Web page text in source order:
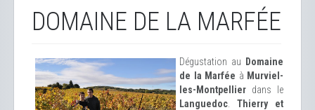
DOMAINE DE LA MARFÉE
Dégustation au
Domaine
de la Marfée à Murviel-
les-Montpellier dans le
Languedoc
Thierry et